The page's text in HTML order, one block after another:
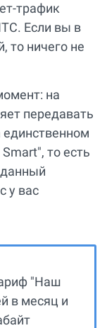
трафик
Если вы в
то ничего не
на
передавать
единственном
то есть
у вас
"Наш
в месяц и